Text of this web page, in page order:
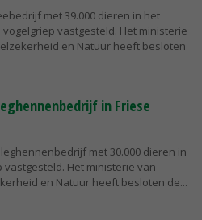
met 39.000 dieren in het
vastgesteld. Het ministerie
en Natuur heeft besloten
in Friese
met 30.000 dieren in
vastgesteld. Het ministerie van
en Natuur heeft besloten de...